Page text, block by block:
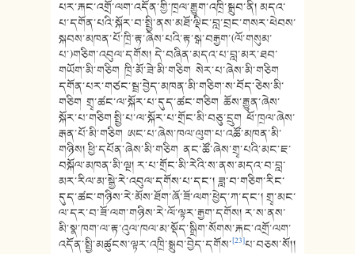
པར་རྐང་འགྲོ་ལག་འདོན་གྱི་ཁྲལ་རྒྱུག་འཁྲི་སྒྲུབ་ནི། མདའ་
པ་དགོན་པའི་སྐོར་བ་སྤྱི་ནས་མཐོ་ལྡིང་བླ་བྲང་གསར་ཕེབས་
སྐབས་མཁན་པོ་ཁྲི་རྟ་ཞེས་པའི་རྟ་སྒ་བརྒྱག་(ལོ་གསུམ་
པ་)གཅིག་འབུལ་དགོས། དེ་བཞིན་མདའ་པ་བླ་མར་ཐབ་
གཡོག་མི་གཅིག ཁྲི་མོ་ཟེ་མི་གཅིག སེར་པ་ཞེས་མི་གཅིག
དགོན་པར་གཙང་སྦྲ་བྱེད་མཁན་མི་གཅིག་ས་བོད་ཅེས་མི་
གཅིག གྲྭ་ཚང་ལ་སྐོར་པ་དུད་ཚང་གཅིག ཆོས་རྒྱུན་ཞེས་
སྐོར་པ་གཅིག སྤྱི་པ་ལ་སྐོར་པ་གྲོང་མི་བཅུ་དྲུག ཕོ་ཁྲལ་ཞེས་
རྒན་པོ་མི་གཅིག ཨང་པ་ཞེས་ཁལ་ལུག་པ་འཚོ་མཁན་མི་
གཉིས། ཕྱི་དཔོན་ཞེས་མི་གཅིག ནང་ཚོ་ཞེས་གྲྭ་པའི་མང་ཇ་
བསྐོལ་མཁན་མི་ལྔ། ར་པ་གྲོང་མི་རེའི་ས་ནས་མདའ་བ་བླ་
མར་རིལ་མ་སྒྱེ་རེ་འབུལ་དགོས་པ་དང་། ཟླ་བ་གཅིག་རིང་
དུད་ཚང་གཉིས་རེ་མོས་ཐོག་ཞོ་ཟོ་ལག་ཕྱེད་ཀ་དང་། གྲྭ་མང་
ལ་དར་བ་ཟོ་ལག་གཉིས་རེ་ལོ་ལྟར་རྒྱག་དགོས། ར་ས་ནས་
མི་སྣ་ཁག་ལ་རྟ་འུལ་ཁལ་མ་སྡོད་སྒྲིག་སོགས་རྐང་འགྲོ་ལག་
འདོན་སྤྱི་མཚུངས་ལྟར་འཁྲི་སྒྲུབ་བྱེད་དགོས་[23]པ་བཅས་སོ།།